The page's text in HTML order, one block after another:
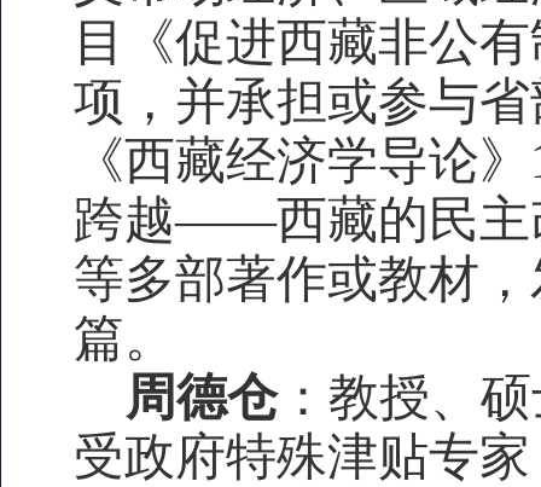
目《促进西藏非公
项，并承担或参与
《西藏经济学导论
跨越——西藏的民主
等多部著作或教材，
篇。
周德仓：教授、
受政府特殊津贴专